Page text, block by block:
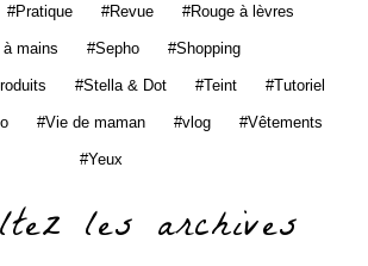
Pratique Revue Rouge à lèvres
mains Sepho Shopping
Stella & Dot Teint Tutoriel
Vie de maman vlog Vêtements
Yeux
les archives